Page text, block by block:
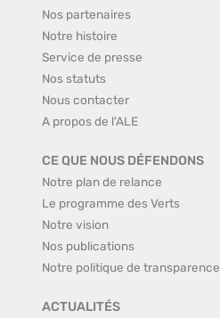
Nos partenaires
Notre histoire
Service de presse
Nos statuts
Nous contacter
A propos de l'ALE
CE QUE NOUS DÉFENDONS
Notre plan de relance
Le programme des Verts
Notre vision
Nos publications
Notre politique de transparence
ACTUALITÉS